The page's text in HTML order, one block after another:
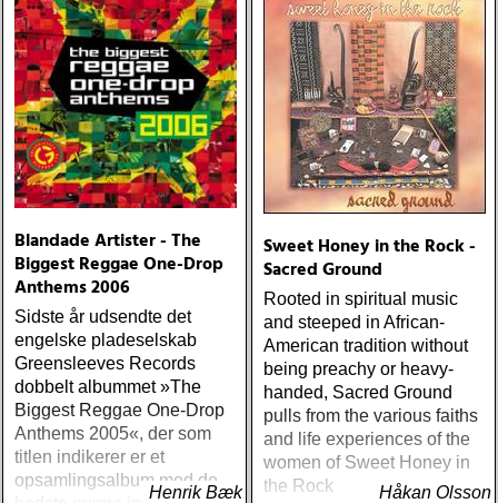
Blandade Artister - The
Biggest Reggae One-Drop
Anthems 2006
Sidste år udsendte det
engelske pladeselskab
Greensleeves Records
dobbelt albummet »The
Biggest Reggae One-Drop
Anthems 2005«, der som
titlen indikerer er et
opsamlingsalbum med de
Henrik Bæk
Sweet Honey in the Rock -
Sacred Ground
Rooted in spiritual music
and steeped in African-
American tradition without
being preachy or heavy-
handed, Sacred Ground
pulls from the various faiths
and life experiences of the
women of Sweet Honey in
the Rock
Håkan Olsson